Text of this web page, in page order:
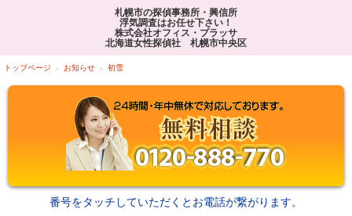
札幌市の探偵事務所・興信所
浮気調査はお任せ下さい！
株式会社オフィス・プラッサ
北海道女性探偵社 札幌市中央区
トップページ お知らせ 初雪
番号をタッチしていただくとお電話が繋がります。